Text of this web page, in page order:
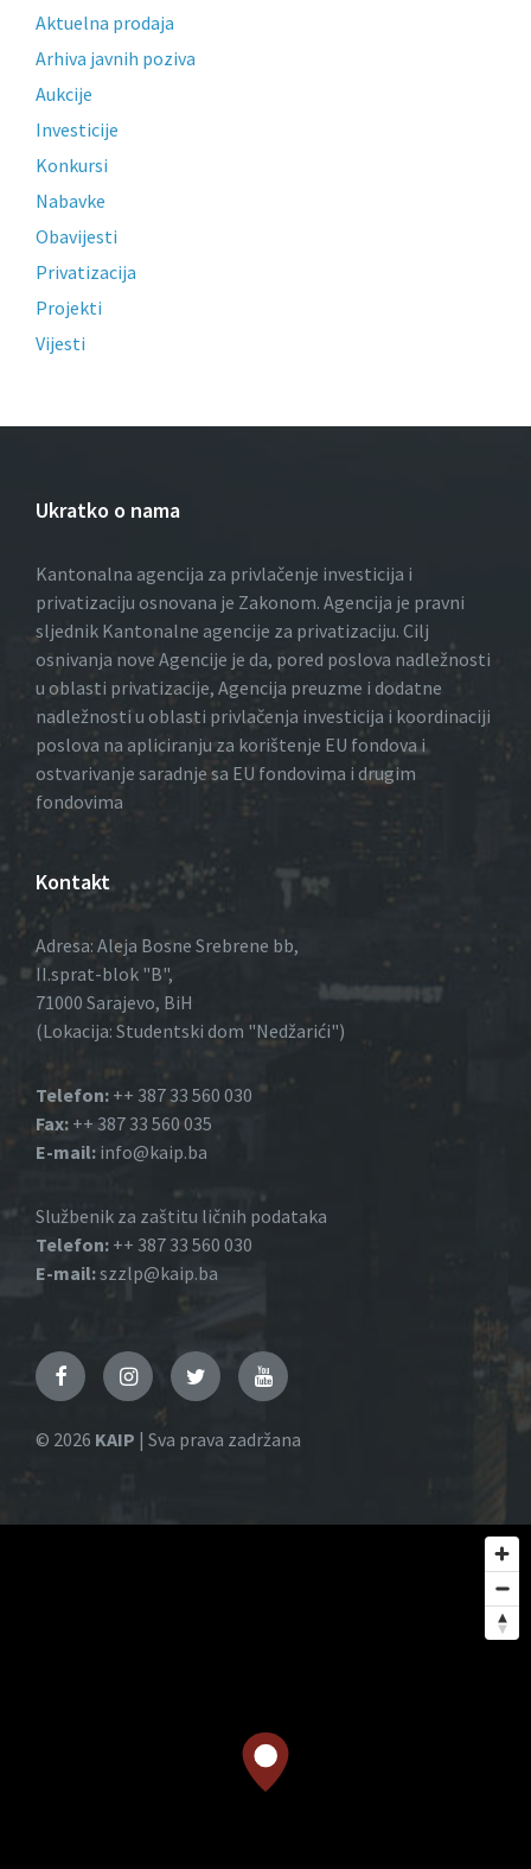
Aktuelna prodaja
Arhiva javnih poziva
Aukcije
Investicije
Konkursi
Nabavke
Obavijesti
Privatizacija
Projekti
Vijesti
Ukratko o nama
Kantonalna agencija za privlačenje investicija i
privatizaciju osnovana je Zakonom. Agencija je pravni
sljednik Kantonalne agencije za privatizaciju. Cilj
osnivanja nove Agencije je da, pored poslova nadležnosti
u oblasti privatizacije, Agencija preuzme i dodatne
nadležnosti u oblasti privlačenja investicija i koordinaciji
poslova na apliciranju za korištenje EU fondova i
ostvarivanje saradnje sa EU fondovima i drugim
fondovima
Kontakt
Adresa: Aleja Bosne Srebrene bb,
II.sprat-blok "B",
71000 Sarajevo, BiH
(Lokacija: Studentski dom "Nedžarići")
Telefon: ++ 387 33 560 030
Fax: ++ 387 33 560 035
E-mail: info@kaip.ba
Službenik za zaštitu ličnih podataka
Telefon: ++ 387 33 560 030
E-mail:szzlp@kaip.ba
FacebookInstagramTwitter YouTube
© 2026 KAIP | Sva prava zadržana